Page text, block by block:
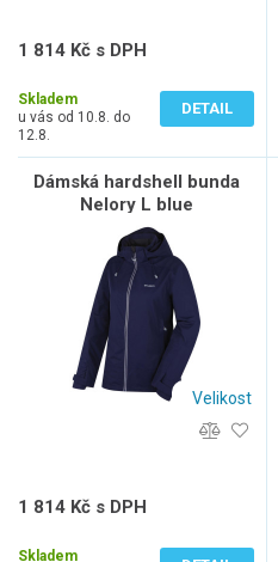
1 814 Kč s DPH
Skladem
u vás od 10.8. do
12.8.
DETAIL
Dámská hardshell bunda
Nelory L blue
Velikost
1 814 Kč s DPH
Skladem